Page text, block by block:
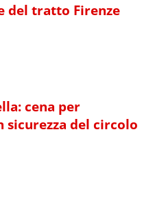
del tratto Firenze
cena per
sicurezza del circolo